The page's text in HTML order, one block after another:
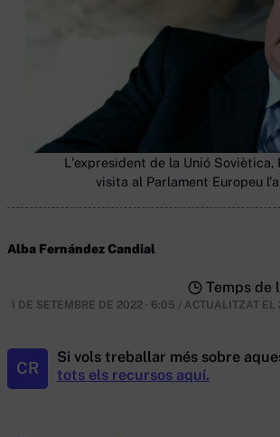
L'expresident de la Unió Soviètica,
visita al Parlament Europeu
Alba Fernández Candial
Temps de
1 DE SETEMBRE DE 2022 · 6:05 / ACTUALITZAT EL
CR
Si vols treballar més sobre
tots els recursos aquí.